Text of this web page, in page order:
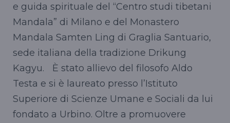
e guida spirituale del “Centro studi tibetani
Mandala” di Milano e del Monastero
Mandala Samten Ling di Graglia Santuario,
sede italiana della tradizione Drikung
Kagyu. È stato allievo del filosofo Aldo
Testa e si è laureato presso l’Istituto
Superiore di Scienze Umane e Sociali da lui
fondato a Urbino. Oltre a promuovere